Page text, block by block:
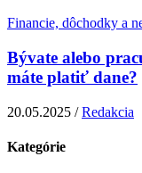
Financie, dôchodky a
Bývate alebo
máte platiť dane?
20.05.2025 /Redakcia
Kategórie